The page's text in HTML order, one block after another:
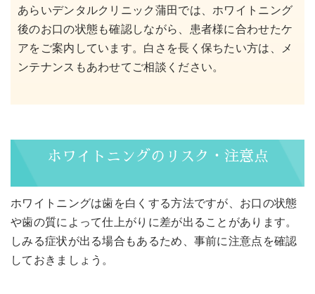
あらいデンタルクリニック蒲田では、ホワイトニング
後のお口の状態も確認しながら、患者様に合わせたケ
アをご案内しています。白さを長く保ちたい方は、メ
ンテナンスもあわせてご相談ください。
ホワイトニングのリスク・注意点
ホワイトニングは歯を白くする方法ですが、お口の状態
や歯の質によって仕上がりに差が出ることがあります。
しみる症状が出る場合もあるため、事前に注意点を確認
しておきましょう。